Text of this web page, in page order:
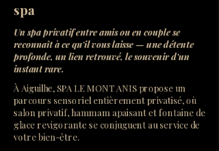
spa
Un spa privatif entre amis ou en couple se
reconnaît à ce qu'il vous laisse — une détente
profonde, un lien retrouvé, le souvenir d'un
instant rare.
À Aiguilhe, SPA LE MONT ANIS propose un
parcours sensoriel entièrement privatisé, où
salon privatif, hammam apaisant et fontaine de
glace revigorante se conjuguent au service de
votre bien-être.